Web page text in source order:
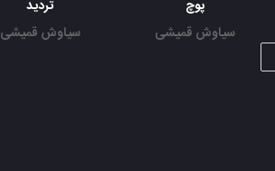
پوچ
سیاوش قمیشی
تردید
سیاوش قمیشی